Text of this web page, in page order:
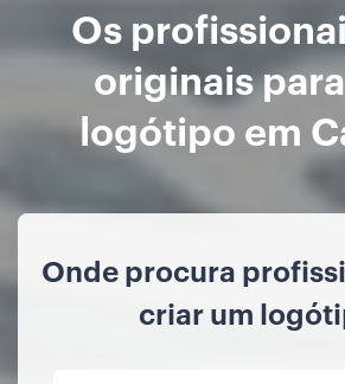
Os
originais
logótipo em
Onde procura
criar um